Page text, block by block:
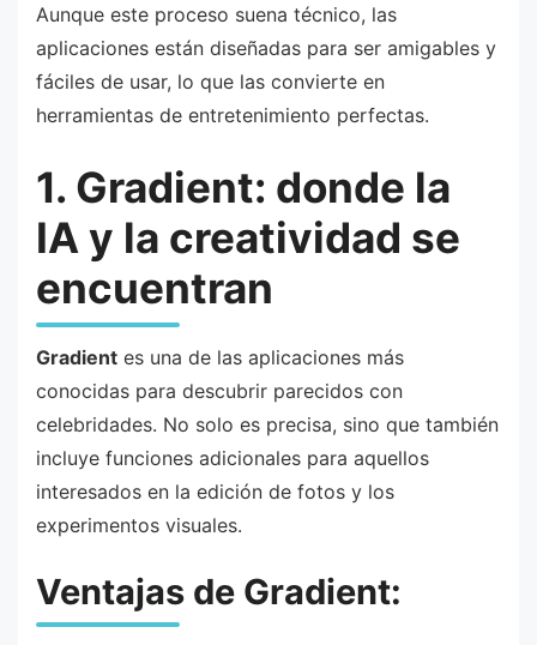
Aunque este proceso suena técnico, las
aplicaciones están diseñadas para ser amigables y
fáciles de usar, lo que las convierte en
herramientas de entretenimiento perfectas.
1. Gradient: donde la
IA y la creatividad se
encuentran
Gradient es una de las aplicaciones más
conocidas para descubrir parecidos con
celebridades. No solo es precisa, sino que también
incluye funciones adicionales para aquellos
interesados en la edición de fotos y los
experimentos visuales.
Ventajas de Gradient: